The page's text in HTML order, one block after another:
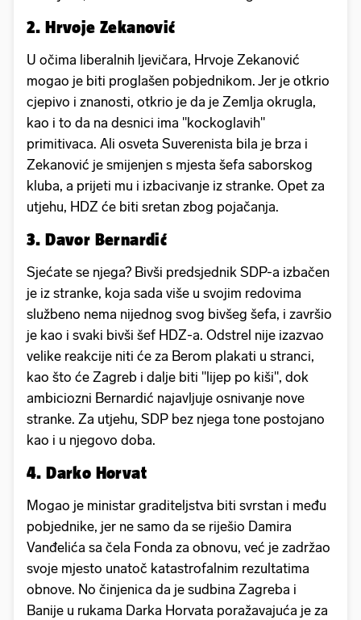
2. Hrvoje Zekanović
U očima liberalnih ljevičara, Hrvoje Zekanović
mogao je biti proglašen pobjednikom. Jer je otkrio
cjepivo i znanosti, otkrio je da je Zemlja okrugla,
kao i to da na desnici ima "kockoglavih"
primitivaca. Ali osveta Suverenista bila je brza i
Zekanović je smijenjen s mjesta šefa saborskog
kluba, a prijeti mu i izbacivanje iz stranke. Opet za
utjehu, HDZ će biti sretan zbog pojačanja.
3. Davor Bernardić
Sjećate se njega? Bivši predsjednik SDP-a izbačen
je iz stranke, koja sada više u svojim redovima
službeno nema nijednog svog bivšeg šefa, i završio
je kao i svaki bivši šef HDZ-a. Odstrel nije izazvao
velike reakcije niti će za Berom plakati u stranci,
kao što će Zagreb i dalje biti "lijep po kiši", dok
ambiciozni Bernardić najavljuje osnivanje nove
stranke. Za utjehu, SDP bez njega tone postojano
kao i u njegovo doba.
4. Darko Horvat
Mogao je ministar graditeljstva biti svrstan i među
pobjednike, jer ne samo da se riješio Damira
Vanđelića sa čela Fonda za obnovu, već je zadržao
svoje mjesto unatoč katastrofalnim rezultatima
obnove. No činjenica da je sudbina Zagreba i
Banije u rukama Darka Horvata poražavajuća je za